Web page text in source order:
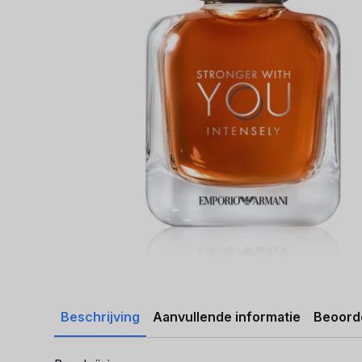
Beschrijving Aanvullende informatie